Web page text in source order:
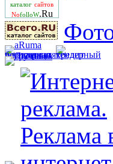
каталог сайтов
NofolloW.Ru